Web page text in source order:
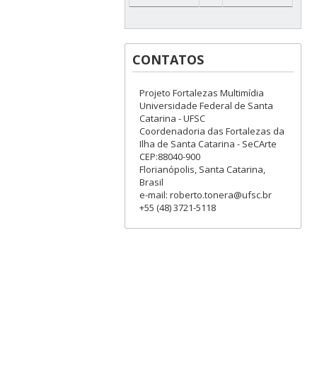
CONTATOS
Projeto Fortalezas Multimídia
Universidade Federal de Santa
Catarina - UFSC
Coordenadoria das Fortalezas da
Ilha de Santa Catarina - SeCArte
CEP:88040-900
Florianópolis, Santa Catarina,
Brasil
e-mail: roberto.tonera@ufsc.br
+55 (48) 3721-5118